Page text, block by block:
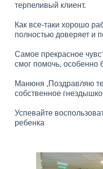
терпеливый клиент.
Как все-таки хорошо
полностью доверяет и
Самое прекрасное
смог помочь, особенно
Манюня ,Поздравляю
собственное
Успевайте
ребенка